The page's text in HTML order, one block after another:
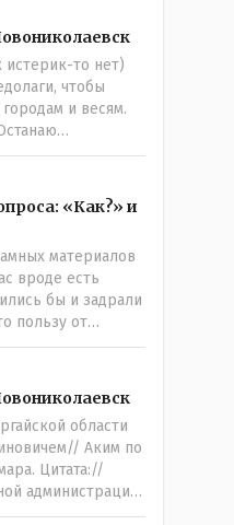
истерик-то нет)
чтобы
и весям.
же эти она..
двойной
«Как?» и
материалов
вроде есть
бы и задрали
пользу от
с паршивой
эта тётенька
торговалась
области
Аким по
Цитата://
администрации,
земельными